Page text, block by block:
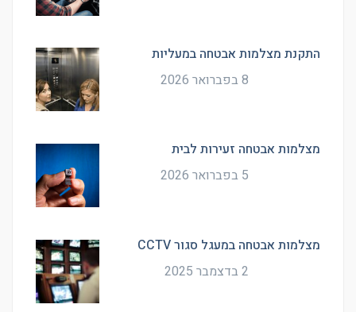
התקנת מצלמות אבטחה במעליות
8 בפברואר 2026
מצלמות אבטחה זעירות לבית
5 בפברואר 2026
מצלמות אבטחה במעגל סגור CCTV
2 בדצמבר 2025